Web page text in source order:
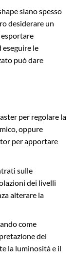
siano spesso
desiderare un
eseguire le
può dare
per regolare la
oppure
per apportare
sulle
dei livelli
alterare la
come
del
la luminosità e il